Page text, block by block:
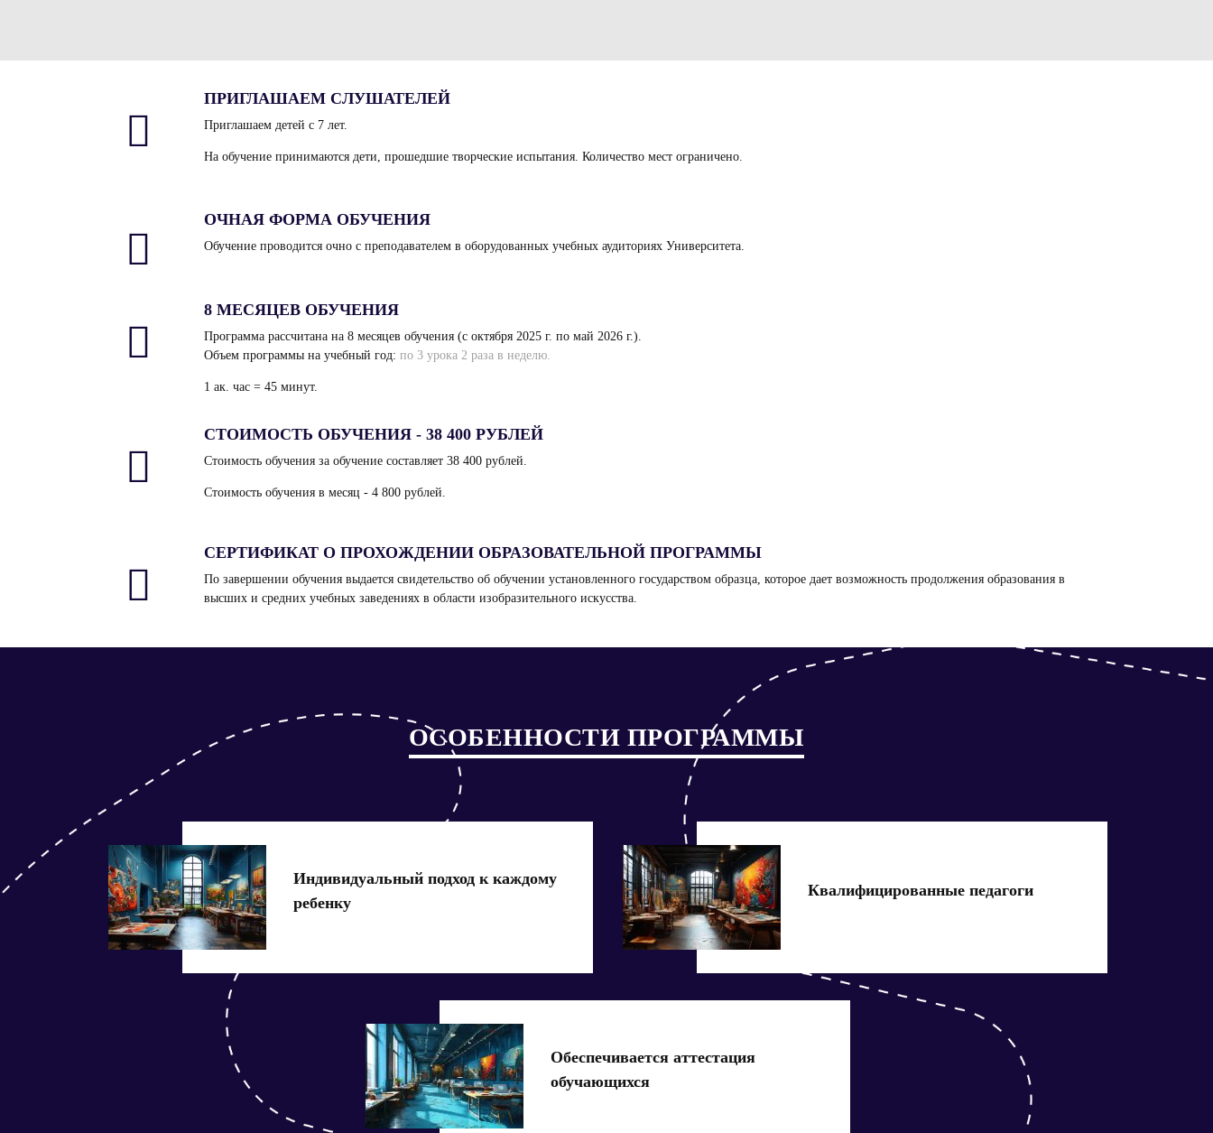
ПРИГЛАШАЕМ СЛУШАТЕЛЕЙ
Приглашаем детей с 7 лет.
На обучение принимаются дети, прошедшие творческие испытания. Количество мест ограничено.
ОЧНАЯ ФОРМА ОБУЧЕНИЯ
Обучение проводится очно с преподавателем в оборудованных учебных аудиториях Университета.
8 МЕСЯЦЕВ ОБУЧЕНИЯ
Программа рассчитана на 8 месяцев обучения (с октября 2025 г. по май 2026 г.).
Объем программы на учебный год: по 3 урока 2 раза в неделю.
1 ак. час = 45 минут.
СТОИМОСТЬ ОБУЧЕНИЯ - 38 400 РУБЛЕЙ
Стоимость обучения за обучение составляет 38 400 рублей.
Стоимость обучения в месяц - 4 800 рублей.
СЕРТИФИКАТ О ПРОХОЖДЕНИИ ОБРАЗОВАТЕЛЬНОЙ ПРОГРАММЫ
По завершении обучения выдается свидетельство об обучении установленного государством образца, которое дает возможность продолжения образования в
высших и средних учебных заведениях в области изобразительного искусства.
ОСОБЕННОСТИ ПРОГРАММЫ
Индивидуальный подход к каждому
ребенку
Квалифицированные педагоги
Обеспечивается аттестация
обучающихся